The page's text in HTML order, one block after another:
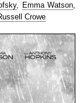
, Emma Watson,
Crowe